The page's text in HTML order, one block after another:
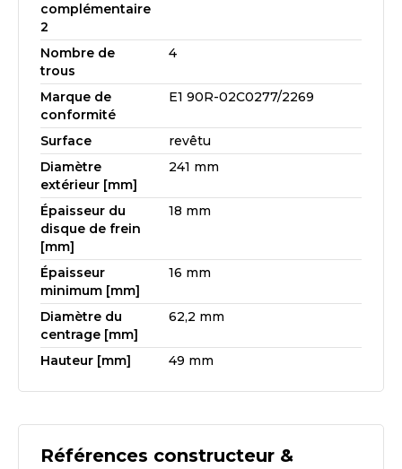
complémentaire
2
Nombre de
trous
4
Marque de
conformité
E1 90R-02C0277/2269
Surface
revêtu
Diamètre
extérieur [mm]
241 mm
Épaisseur du
disque de frein
[mm]
18 mm
Épaisseur
minimum [mm]
16 mm
Diamètre du
centrage [mm]
62,2 mm
Hauteur [mm] 49 mm
Références constructeur &